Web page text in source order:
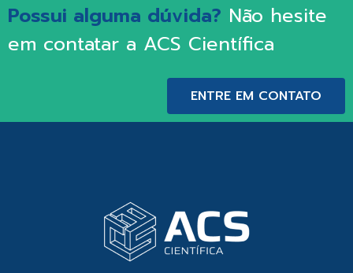
Possui alguma dúvida? Não hesite
em contatar a ACS Científica
ENTRE EM CONTATO